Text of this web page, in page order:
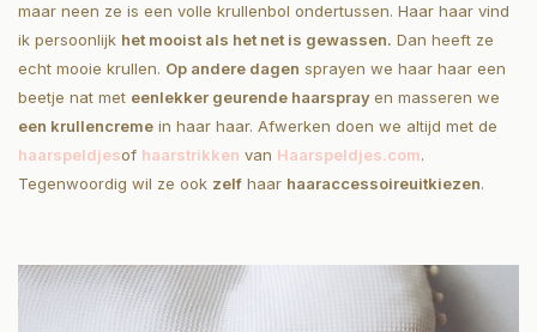
maar neen ze is een volle krullenbol ondertussen. Haar haar vind
ik persoonlijk het mooist als het net is gewassen. Dan heeft ze
echt mooie krullen. Op andere dagen sprayen we haar haar een
beetje nat met eenlekker geurende haarsprayen masseren we
een krullencreme in haar haar. Afwerken doen we altijd met de
haarspeldjesof haarstrikken van Haarspeldjes.com.
Tegenwoordig wil ze ook zelf haar haaraccessoireuitkiezen.